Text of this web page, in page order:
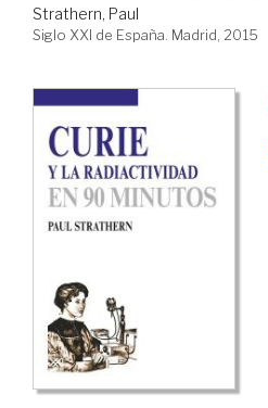
Strathern, Paul
Siglo XXI de España. Madrid, 2015